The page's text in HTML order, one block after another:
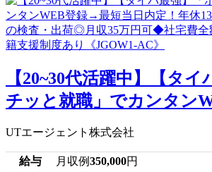
【20~30代活躍中】【タ
チッと就職」でカンタン
UTエージェント株式会社
給与 月収例350,000円